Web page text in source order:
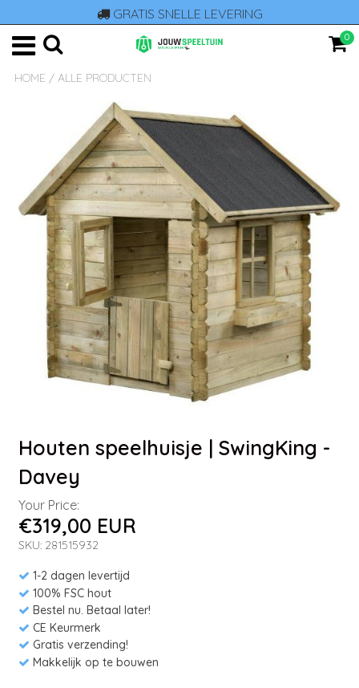
GRATIS SNELLE LEVERING
0
HOME / ALLE PRODUCTEN
Houten speelhuisje | SwingKing -
Davey
Your Price:
€319,00 EUR
SKU: 281515932
1-2 dagen levertijd
100% FSC hout
Bestel nu. Betaal later!
CE Keurmerk
Gratis verzending!
Makkelijk op te bouwen